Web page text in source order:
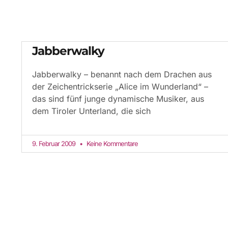
Jabberwalky
Jabberwalky – benannt nach dem Drachen aus
der Zeichentrickserie „Alice im Wunderland“ –
das sind fünf junge dynamische Musiker, aus
dem Tiroler Unterland, die sich
9. Februar 2009 Keine Kommentare